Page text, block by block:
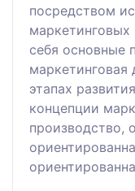
посредством
маркетинговых
себя основные
маркетинговая
этапах
концепции
производство,